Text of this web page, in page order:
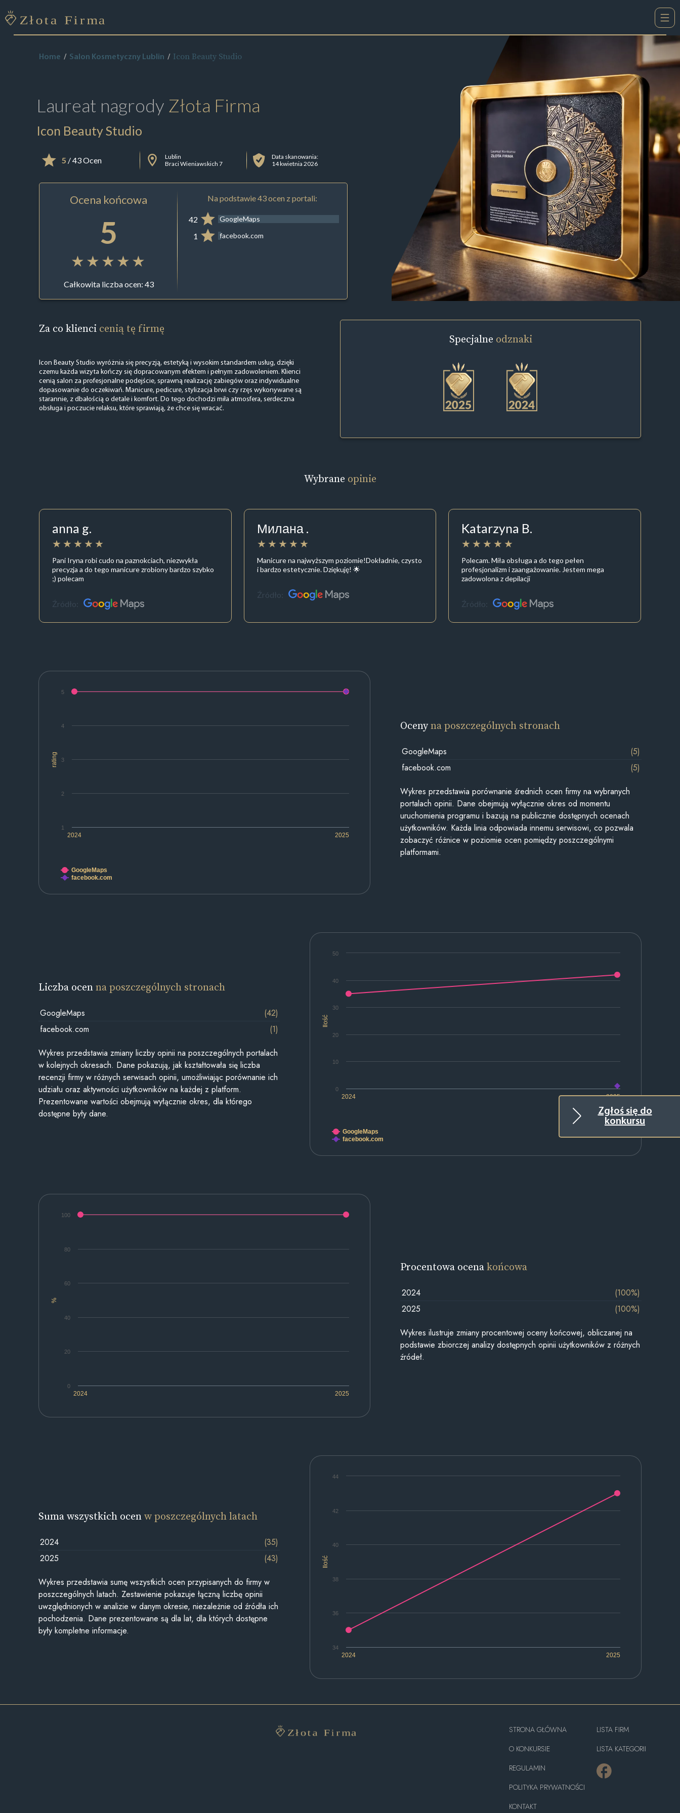
Zgłoś się do
konkursu
Home Salon Kosmetyczny Lublin Icon Beauty Studio
Laureat nagrody Złota Firma
Icon Beauty Studio
5 / 43 Ocen
Lublin
Braci Wieniawskich 7
Data skanowania:
14 kwietnia 2026
Ocena końcowa
5
Całkowita liczba ocen: 43
Na podstawie 43 ocen z portali:
42 GoogleMaps
1 facebook.com
Za co klienci cenią tę firmę
Icon Beauty Studio wyróżnia się precyzją, estetyką i wysokim standardem usług, dzięki
czemu każda wizyta kończy się dopracowanym efektem i pełnym zadowoleniem. Klienci
cenią salon za profesjonalne podejście, sprawną realizację zabiegów oraz indywidualne
dopasowanie do oczekiwań. Manicure, pedicure, stylizacja brwi czy rzęs wykonywane są
starannie, z dbałością o detale i komfort. Do tego dochodzi miła atmosfera, serdeczna
obsługa i poczucie relaksu, które sprawiają, że chce się wracać.
Specjalne odznaki
Wybrane opinie
anna g.
Pani Iryna robi cudo na paznokciach, niezwykła
precyzja a do tego manicure zrobiony bardzo szybko
;) polecam
Źródło:
Милана .
Manicure na najwyższym poziomie!Dokładnie, czysto
i bardzo estetycznie. Dziękuję! 🌟
Źródło:
Katarzyna B.
Polecam. Miła obsługa a do tego pełen
profesjonalizm i zaangażowanie. Jestem mega
zadowolona z depilacji
Źródło:
rating
2024 2025
1
2
3
4
5
GoogleMaps
facebook.com
Ocenyna poszczególnych stronach
GoogleMaps
(5)
facebook.com
(5)
Wykres przedstawia porównanie średnich ocen firmy na wybranych
portalach opinii. Dane obejmują wyłącznie okres od momentu
uruchomienia programu i bazują na publicznie dostępnych ocenach
użytkowników. Każda linia odpowiada innemu serwisowi, co pozwala
zobaczyć różnice w poziomie ocen pomiędzy poszczególnymi
platformami.
Ilość
2024 2025
0
10
20
30
40
50
GoogleMaps
facebook.com
Liczba ocenna poszczególnych stronach
GoogleMaps
(42)
facebook.com
(1)
Wykres przedstawia zmiany liczby opinii na poszczególnych portalach
w kolejnych okresach. Dane pokazują, jak kształtowała się liczba
recenzji firmy w różnych serwisach opinii, umożliwiając porównanie ich
udziału oraz aktywności użytkowników na każdej z platform.
Prezentowane wartości obejmują wyłącznie okres, dla którego
dostępne były dane.
%
2024 2025
0
20
40
60
80
100
Procentowa ocenakońcowa
2024
(100%)
2025
(100%)
Wykres ilustruje zmiany procentowej oceny końcowej, obliczanej na
podstawie zbiorczej analizy dostępnych opinii użytkowników z różnych
źródeł.
Ilość
2024 2025
34
36
38
40
42
44
Suma wszystkich ocenw poszczególnych latach
2024
(35)
2025
(43)
Wykres przedstawia sumę wszystkich ocen przypisanych do firmy w
poszczególnych latach. Zestawienie pokazuje łączną liczbę opinii
uwzględnionych w analizie w danym okresie, niezależnie od źródła ich
pochodzenia. Dane prezentowane są dla lat, dla których dostępne
były kompletne informacje.
STRONA GŁÓWNA
O KONKURSIE
REGULAMIN
POLITYKA PRYWATNOŚCI
KONTAKT
LISTA FIRM
LISTA KATEGORII